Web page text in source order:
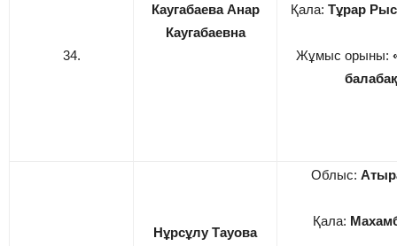
34.
Каугабаева Анар
Каугабаевна
Қала: Тұрар
Жұмыс орыны:
Нұрсұлу Тауова
Облыс:
Қала: